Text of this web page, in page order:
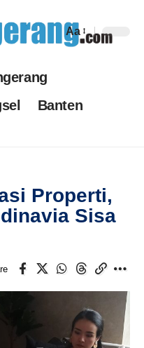
Aa
Banten
Properti,
Sisa